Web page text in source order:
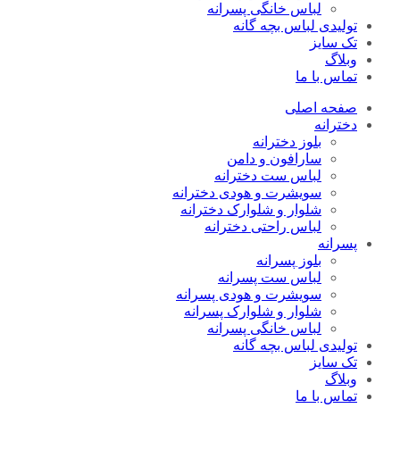
لباس خانگی پسرانه
تولیدی لباس بچه گانه
تک سایز
وبلاگ
تماس با ما
صفحه اصلی
دخترانه
بلوز دخترانه
سارافون و دامن
لباس ست دخترانه
سویشرت و هودی دخترانه
شلوار و شلوارک دخترانه
لباس راحتی دخترانه
پسرانه
بلوز پسرانه
لباس ست پسرانه
سویشرت و هودی پسرانه
شلوار و شلوارک پسرانه
لباس خانگی پسرانه
تولیدی لباس بچه گانه
تک سایز
وبلاگ
تماس با ما